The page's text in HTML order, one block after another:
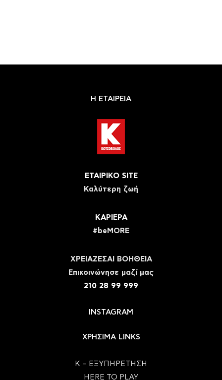
Η ΕΤΑΙΡΕΙΑ
ΕΤΑΙΡΙΚΟ SITE
Καλύτερη ζωή
ΚΑΡΙΕΡΑ
#beMORE
ΧΡΕΙΑΖΕΣΑΙ ΒΟΗΘΕΙΑ
Eπικοινώνησε μαζί μας
210 28 99 999
INSTAGRAM
ΧΡΗΣΙΜΑ LINKS
Κ – ΕΞΥΠΗΡΕΤΗΣΗ
HERE TO PLAY